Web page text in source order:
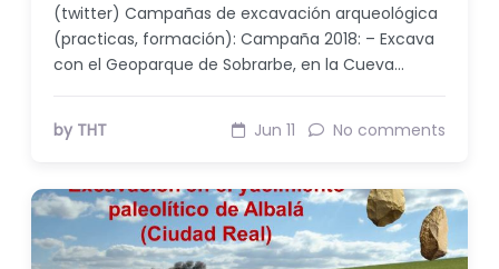
(twitter) Campañas de excavación arqueológica
(practicas, formación): Campaña 2018: – Excava
con el Geoparque de Sobrarbe, en la Cueva…
by THT Jun 11 No comments